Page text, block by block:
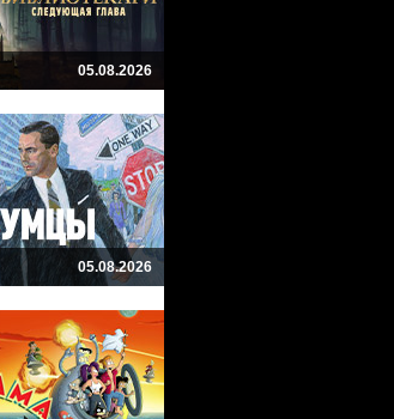
05.08.2026
05.08.2026